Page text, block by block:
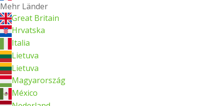
Mehr Länder
Great Britain
Hrvatska
Italia
Lietuva
Lietuva
Magyarország
México